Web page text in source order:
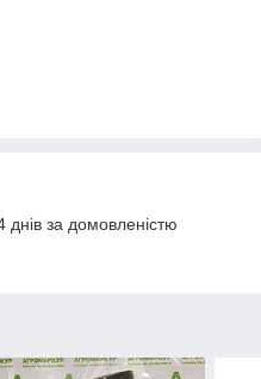
за домовленістю